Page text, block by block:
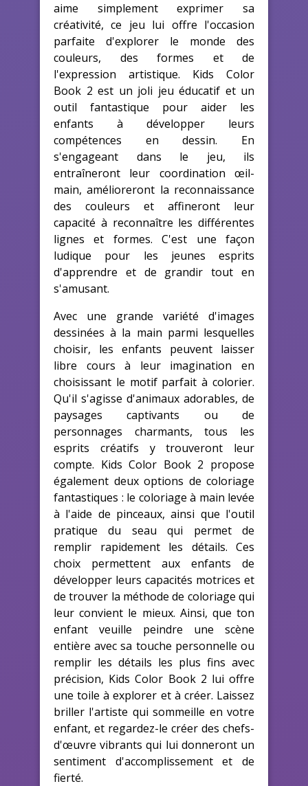
aime simplement exprimer sa
créativité, ce jeu lui offre l'occasion
parfaite d'explorer le monde des
couleurs, des formes et de
l'expression artistique. Kids Color
Book 2 est un joli jeu éducatif et un
outil fantastique pour aider les
enfants à développer leurs
compétences en dessin. En
s'engageant dans le jeu, ils
entraîneront leur coordination œil-
main, amélioreront la reconnaissance
des couleurs et affineront leur
capacité à reconnaître les différentes
lignes et formes. C'est une façon
ludique pour les jeunes esprits
d'apprendre et de grandir tout en
s'amusant.
Avec une grande variété d'images
dessinées à la main parmi lesquelles
choisir, les enfants peuvent laisser
libre cours à leur imagination en
choisissant le motif parfait à colorier.
Qu'il s'agisse d'animaux adorables, de
paysages captivants ou de
personnages charmants, tous les
esprits créatifs y trouveront leur
compte. Kids Color Book 2 propose
également deux options de coloriage
fantastiques : le coloriage à main levée
à l'aide de pinceaux, ainsi que l'outil
pratique du seau qui permet de
remplir rapidement les détails. Ces
choix permettent aux enfants de
développer leurs capacités motrices et
de trouver la méthode de coloriage qui
leur convient le mieux. Ainsi, que ton
enfant veuille peindre une scène
entière avec sa touche personnelle ou
remplir les détails les plus fins avec
précision, Kids Color Book 2 lui offre
une toile à explorer et à créer. Laissez
briller l'artiste qui sommeille en votre
enfant, et regardez-le créer des chefs-
d'œuvre vibrants qui lui donneront un
sentiment d'accomplissement et de
fierté.